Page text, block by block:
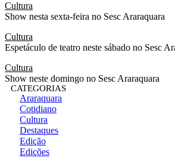
Cultura
Show nesta sexta-feira no Sesc Araraquara
Cultura
Espetáculo de teatro neste sábado no Sesc
Cultura
Show neste domingo no Sesc Araraquara
CATEGORIAS
Araraquara
Cotidiano
Cultura
Destaques
Edição
Edições